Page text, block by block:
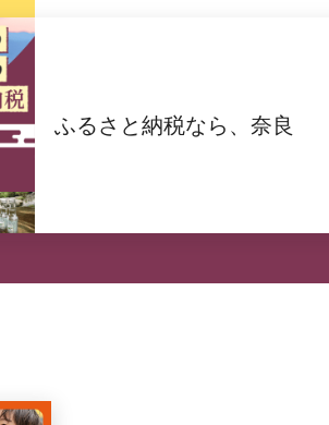
ふるさと納税なら、奈良